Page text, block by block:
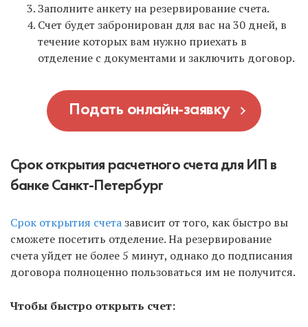
Заполните анкету на резервирование счета.
Счет будет забронирован для вас на 30 дней, в
течение которых вам нужно приехать в
отделение с документами и заключить договор.
Подать онлайн-заявку
Срок открытия расчетного счета для ИП в
банке Санкт-Петербург
Срок открытия счетазависит от того, как быстро вы
сможете посетить отделение. На резервирование
счета уйдет не более 5 минут, однако до подписания
договора полноценно пользоваться им не получится.
Чтобы быстро открыть счет: